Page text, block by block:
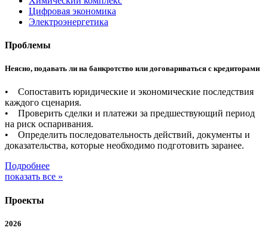
Цифровая экономика
Электроэнергетика
Проблемы
Неясно, подавать ли на банкротство или договариваться с кредиторами
• Сопоставить юридические и экономические последствия
каждого сценария.
• Проверить сделки и платежи за предшествующий период
на риск оспаривания.
• Определить последовательность действий, документы и
доказательства, которые необходимо подготовить заранее.
Подробнее
показать все »
Проекты
2026